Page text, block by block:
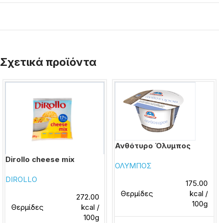
Σχετικά προϊόντα
Dirollo cheese mix
DIROLLO
Θερμίδες
272.00
kcal /
100g
Ανθότυρο Όλυμπος
ΟΛΥΜΠΟΣ
Θερμίδες
175.00
kcal /
100g